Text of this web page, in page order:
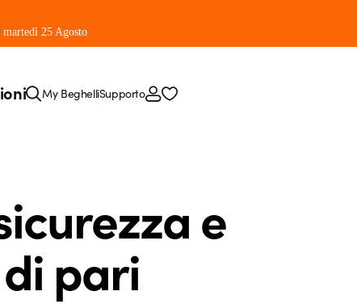
25 Agosto
My BeghelliSupporto
e
pari